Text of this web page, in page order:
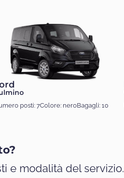
posti: 7Colore: neroBagagli: 10
e modalità del servizio.